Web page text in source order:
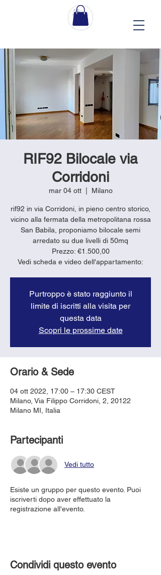
RIF92 Bilocale via
Corridoni
mar 04 ott
  |
Milano
rif92 in via Corridoni, in pieno centro storico,
vicino alla fermata della metropolitana rossa
San Babila, proponiamo bilocale semi
arredato su due livelli di 50mq
Prezzo: €1.500,00
Vedi scheda e video dell'appartamento:
Purtroppo è stato raggiunto il
limite di iscritti alla visita per
questa data
Scopri le prossime date
Orario & Sede
04 ott 2022, 17:00 – 17:30 CEST
Milano, Via Filippo Corridoni, 2, 20122
Milano MI, Italia
Partecipanti
Vedi tutto
Esiste un gruppo per questo evento. Puoi
iscriverti dopo aver effettuato la
registrazione all'evento.
Condividi questo evento